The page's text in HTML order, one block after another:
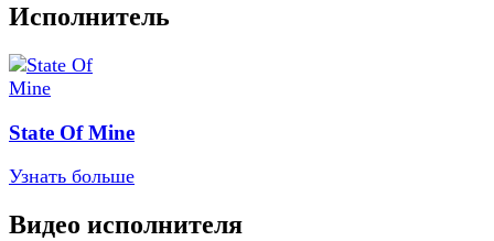
Исполнитель
State Of Mine
Узнать больше
Видео исполнителя